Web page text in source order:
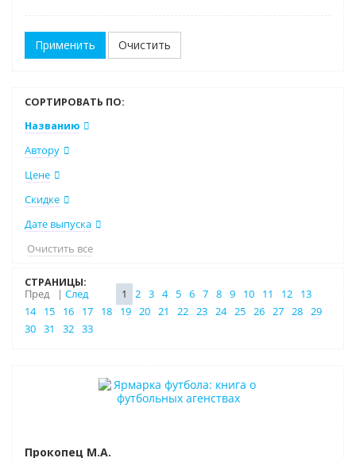
Очистить
СОРТИРОВАТЬ ПО:
Названию
Автору
Цене
Скидке
Дате выпуска
Очистить все
СТРАНИЦЫ:
Пред
| След 1 2 3 4 5 6 7 8 9 10 11 12
13
14
15 16 17 18 19 20 21 22 23 24 25 26 27 28 29
30 31 32 33
Нет в наличии
Прокопец М.А.